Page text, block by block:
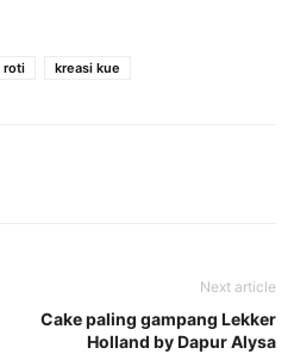
roti kreasi kue
Next article
Cake paling gampang Lekker
Holland by Dapur Alysa